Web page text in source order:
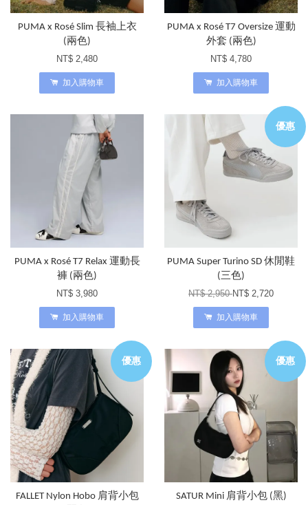
PUMA x Rosé Slim 長袖上衣
(兩色)
NT$ 2,480
加入購物車
PUMA x Rosé T7 Oversize 運動
外套 (兩色)
NT$ 4,780
加入購物車
PUMA x Rosé T7 Relax 運動長
褲 (兩色)
NT$ 3,980
加入購物車
優惠
PUMA Super Turino SD 休閒鞋
(三色)
NT$ 2,950NT$ 2,720
加入購物車
優惠
FALLET Nylon Hobo 肩背小包
優惠
SATUR Mini 肩背小包 (黑)